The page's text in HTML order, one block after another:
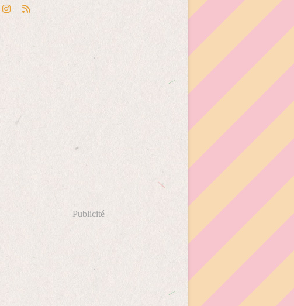
Publicité